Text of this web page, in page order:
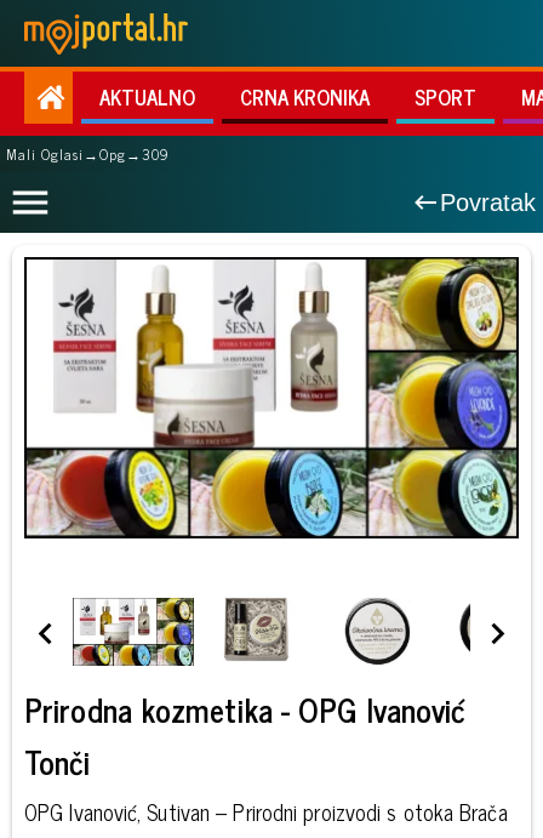
AKTUALNO CRNA KRONIKA SPORT
Mali Oglasi →Opg→309
Povratak
Prirodna kozmetika - OPG Ivanović
Tonči
OPG Ivanović, Sutivan – Prirodni proizvodi s otoka Brača